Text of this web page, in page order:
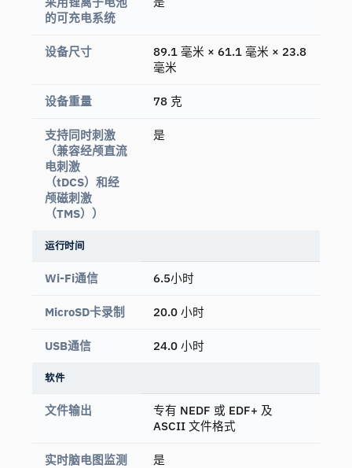
的可充电系统
设备尺寸
89.1 毫米 × 61.1 毫米 × 23.8
毫米
设备重量 78 克
支持同时刺激
（兼容经颅直流
电刺激
（tDCS）和经
颅磁刺激
（TMS））
是
运行时间
Wi-Fi通信 6.5小时
MicroSD卡录制 20.0 小时
USB通信 24.0 小时
软件
文件输出
专有 NEDF 或 EDF+ 及
ASCII 文件格式
实时脑电图监测 是